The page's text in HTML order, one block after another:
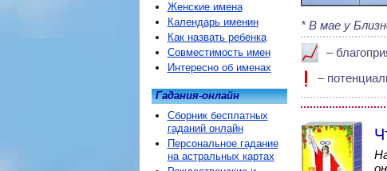
В мае у
–
–
Женские имена
Календарь именин
Как назвать ребенка
Совместимость имен
Интересно об именах
Гадания-онлайн
Сборник бесплатных
гаданий онлайн
Персональное гадание
на астральных картах